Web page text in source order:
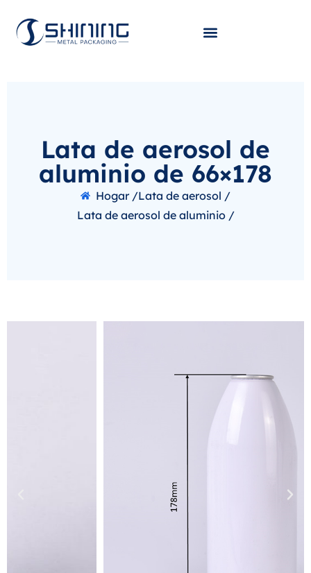
Lata de aerosol de
aluminio de 66×178
Hogar /Lata de aerosol /
Lata de aerosol de aluminio /